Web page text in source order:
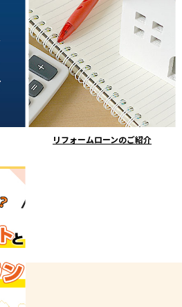
リフォームローンのご紹介